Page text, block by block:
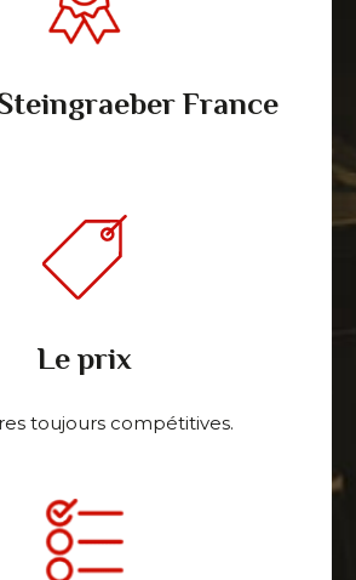
France
Le prix
toujours compétitives.